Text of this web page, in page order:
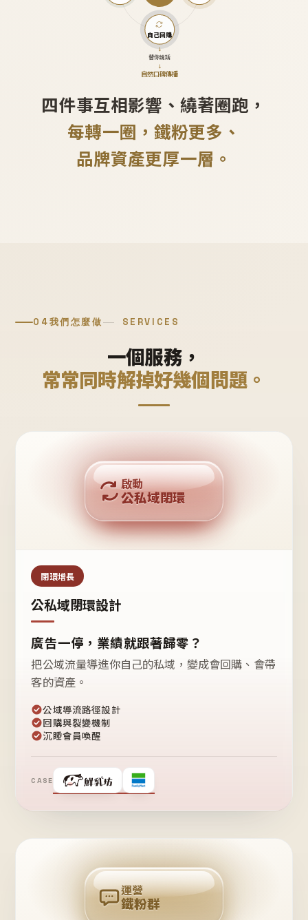
自己回購
↓
替你說話
↓
自然口碑傳播
四件事互相影響、繞著圈跑，
每轉一圈，鐵粉更多、
品牌資產更厚一層。
04我們怎麼做 SERVICES
一個服務，
常常同時解掉好幾個問題。
公域流量
私域鐵粉
回購複利
啟動
公私域閉環
閉環增長
公私域閉環設計
廣告一停，業績就跟著歸零？
把公域流量導進你自己的私域，變成會回購、會帶
客的資產。
公域導流路徑設計
回購與裂變機制
沉睡會員喚醒
CASE
❤
粉
回
購
運營
鐵粉群